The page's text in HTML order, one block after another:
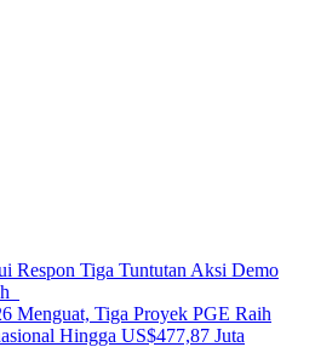
Respon Tiga Tuntutan Aksi Demo
Menguat, Tiga Proyek PGE Raih
Hingga US$477,87 Juta